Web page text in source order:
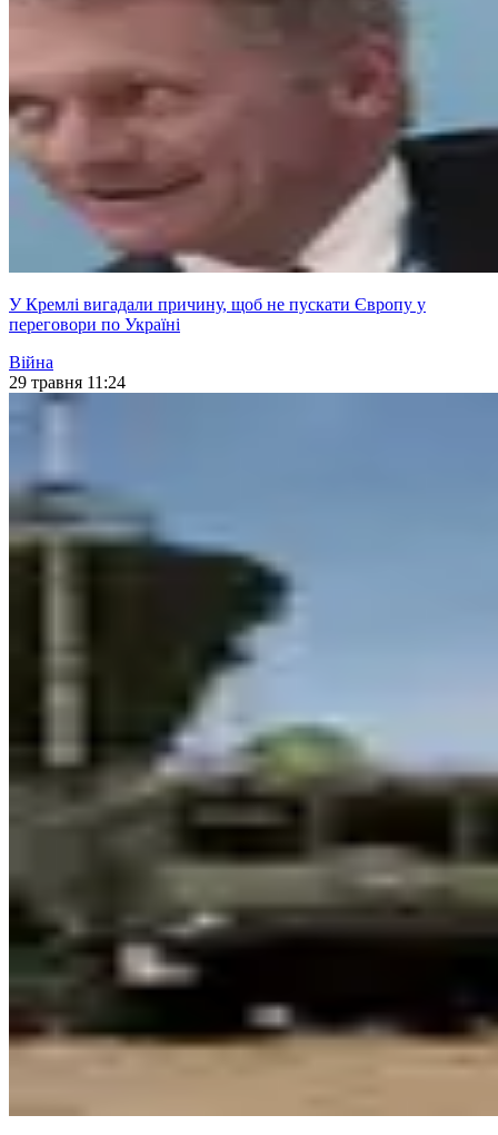
У Кремлі вигадали причину, щоб не пускати Європу у
переговори по Україні
Війна
29 травня 11:24